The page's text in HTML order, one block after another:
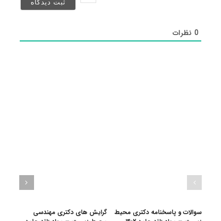
0نظرات
سوالات و پاسخنامه دکتری محیط
گرایش های دکتری مهندسی